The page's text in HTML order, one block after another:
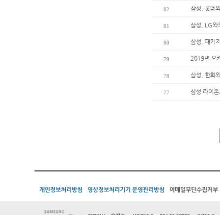
82 삼성, 롯데
81 삼성, LG와
80 삼성, 패키
79 2019년 오
78 삼성, 한화
77 삼성 라이
개인정보처리방침 영상정보처리기기 운영관리방침 이메일무단수집거부